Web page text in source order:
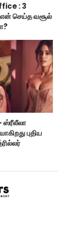
: 3
செய்த வசூல்
ஸ்ரீலீலா
புதிய